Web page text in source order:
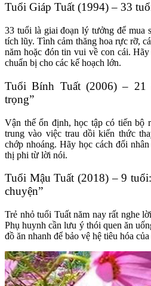
Tuổi Giáp Tuất (1994) – 33
33 tuổi là giai đoạn lý tưởng để mua
tích lũy. Tình cảm thăng hoa rực rỡ,
năm hoặc đón tin vui về con cái.
chuẩn bị cho các kế hoạch lớn.
Tuổi Bính Tuất (2006) – 21
trọng”
Vận thế ổn định, học tập có tiến bộ
trung vào việc trau dồi kiến thức
chớp nhoáng. Hãy học cách đối
thị phi từ lời nói.
Tuổi Mậu Tuất (2018) – 9
chuyện”
Trẻ nhỏ tuổi Tuất năm nay rất nghe
Phụ huynh cần lưu ý thói quen ăn
đồ ăn nhanh để bảo vệ hệ tiêu hóa của